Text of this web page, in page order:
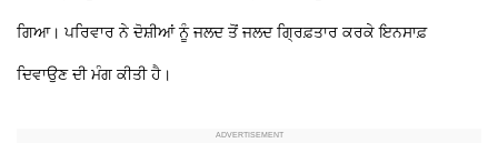
ਗਿਆ। ਪਰਿਵਾਰ ਨੇ ਦੋਸ਼ੀਆਂ ਨੂੰ ਜਲਦ ਤੋਂ ਜਲਦ ਗ੍ਰਿਫ਼ਤਾਰ ਕਰਕੇ ਇਨਸਾਫ਼
ਦਿਵਾਉਣ ਦੀ ਮੰਗ ਕੀਤੀ ਹੈ।